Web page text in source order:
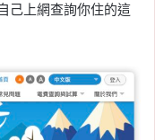
己上網查詢你住的這